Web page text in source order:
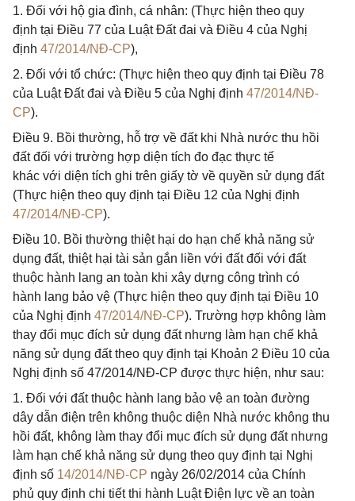
1. Đối với hộ gia đình, cá nhân: (Thực hiện theo quy
định tại Điều 77 của Luật Đất đai và Điều 4 của Nghị
định 47/2014/NĐ-CP),
2. Đối với tổ chức: (Thực hiện theo quy định tại Điều 78
của Luật Đất đai và Điều 5 của Nghị định 47/2014/NĐ-
CP).
Điều 9. Bồi thường, hỗ trợ về đất khi Nhà nước thu hồi
đất đối với trường hợp diện tích đo đạc thực tế
khác với diện tích ghi trên giấy tờ về quyền sử dụng đất
(Thực hiện theo quy định tại Điều 12 của Nghị định
47/2014/NĐ-CP).
Điều 10. Bồi thường thiệt hại do hạn chế khả năng sử
dụng đất, thiệt hại tài sản gắn liền với đất đối với đất
thuộc hành lang an toàn khi xây dựng công trình có
hành lang bảo vệ (Thực hiện theo quy định tại Điều 10
của Nghị định 47/2014/NĐ-CP). Trường hợp không làm
thay đổi mục đích sử dụng đất nhưng làm hạn chế khả
năng sử dụng đất theo quy định tại Khoản 2 Điều 10 của
Nghị định số 47/2014/NĐ-CP được thực hiện, như sau:
1. Đối với đất thuộc hành lang bảo vệ an toàn đường
dây dẫn điện trên không thuộc diện Nhà nước không thu
hồi đất, không làm thay đổi mục đích sử dụng đất nhưng
làm hạn chế khả năng sử dụng theo quy định tại Nghị
định số 14/2014/NĐ-CP ngày 26/02/2014 của Chính
phủ quy định chi tiết thi hành Luật Điện lực về an toàn